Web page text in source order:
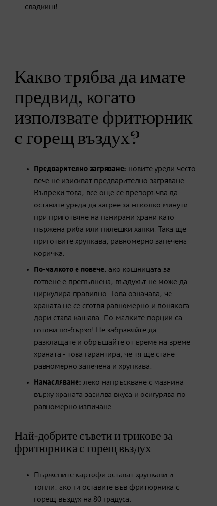
сладкиш!
Какво трябва да имате
предвид, когато
използвате фритюрник
с горещ въздух?
Предварително загряване: новите уреди често
вече не изискват предварително загряване.
Въпреки това, все още се препоръчва да
оставите уреда да загрее за няколко минути
при приготвяне на панирани храни като
пържена риба или пилешки хапки. Така ще
приготвите хрупкава, равномерно запечена
коричка.
​По-малкото е повече: ако кошницата за
готвене е препълнена, въздухът не може да
циркулира правилно. Това означава, че
храната не се сготвя равномерно и понякога
дори става кашава. По-малките порции са
готови по-бързо! Не забравяйте да
разклащате и обръщайте от време на време
храната - това гарантира, че тя ще стане
равномерно запечена и хрупкава. ​
Намасляване: леко напръскване с мазнина
върху храната засилва вкуса и осигурява по-
равномерно изпичане.
Най-добрите съвети и трикове за
фритюрника с горещ въздух
Пържените картофи остават хрупкави и
топли, ако ги оставите във фритюрника с
горещ въздух на 80 градуса.